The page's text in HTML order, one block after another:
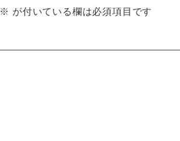
※ が付いている欄は必須項目です